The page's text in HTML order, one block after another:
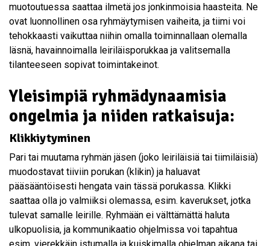
muotoutuessa saattaa ilmetä jos jonkinmoisia haasteita. Ne
ovat luonnollinen osa ryhmäytymisen vaiheita, ja tiimi voi
tehokkaasti vaikuttaa niihin omalla toiminnallaan olemalla
läsnä, havainnoimalla leiriläisporukkaa ja valitsemalla
tilanteeseen sopivat toimintakeinot.
Yleisimpiä ryhmädynaamisia
ongelmia ja niiden ratkaisuja:
Klikkiytyminen
Pari tai muutama ryhmän jäsen (joko leiriläisiä tai tiimiläisiä)
muodostavat tiiviin porukan (klikin) ja haluavat
pääsääntöisesti hengata vain tässä porukassa. Klikki
saattaa olla jo valmiiksi olemassa, esim. kaverukset, jotka
tulevat samalle leirille. Ryhmään ei välttämättä haluta
ulkopuolisia, ja kommunikaatio ohjelmissa voi tapahtua